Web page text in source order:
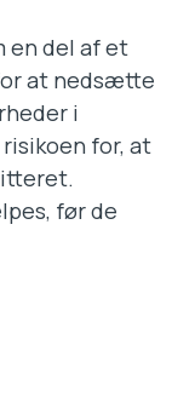
en del af et
at nedsætte
i
for, at
før de